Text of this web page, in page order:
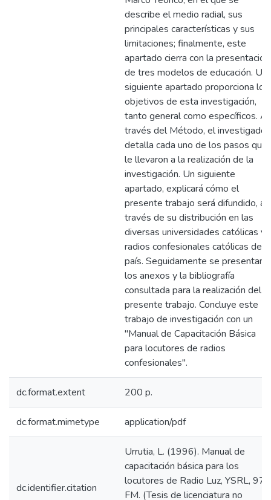
describe el medio radial, sus
principales características y sus
limitaciones; finalmente, este
apartado cierra con la presentación
de tres modelos de educación. Un
siguiente apartado proporciona los
objetivos de esta investigación,
tanto general como específicos. A
través del Método, el investigador
detalla cada uno de los pasos que
le llevaron a la realización de la
investigación. Un siguiente
apartado, explicará cómo el
presente trabajo será difundido, a
través de su distribución en las
diversas universidades católicas y
radios confesionales católicas del
país. Seguidamente se presentan
los anexos y la bibliografía
consultada para la realización del
presente trabajo. Concluye este
trabajo de investigación con un
"Manual de Capacitación Básica
para locutores de radios
confesionales".
dc.format.extent 200 p.
dc.format.mimetype application/pdf
dc.identifier.citation
Urrutia, L. (1996). Manual de
capacitación básica para los
locutores de Radio Luz, YSRL,
FM. (Tesis de licenciatura no